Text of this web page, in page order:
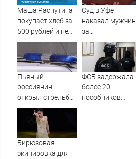
Новости на
Маша Распутина
покупает хлеб за
500 рублей и не
пользуется
туалетной
бумагой
Суд в Уфе
наказал
за
издевательства
над родителями
Пьяный
россиянин
открыл стрельбу
по скорой
помощи и
полицейским
ФСБ задержала
более 20
пособников
Бирюзовая
экипировка для